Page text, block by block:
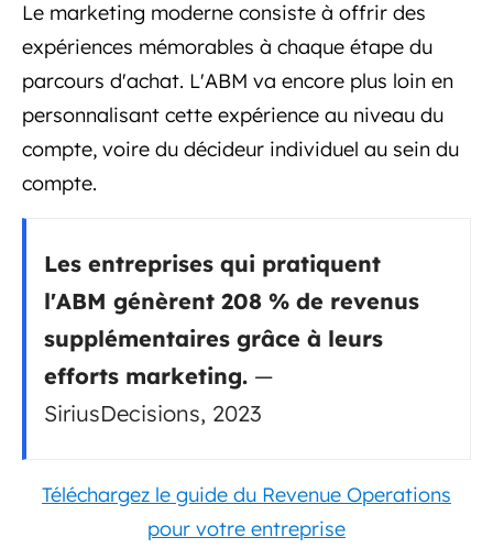
Le marketing moderne consiste à offrir des
expériences mémorables à chaque étape du
parcours d'achat. L'ABM va encore plus loin en
personnalisant cette expérience au niveau du
compte, voire du décideur individuel au sein du
compte.
Les entreprises qui pratiquent
l'ABM génèrent 208 % de revenus
supplémentaires grâce à leurs
efforts marketing. —
SiriusDecisions, 2023
Téléchargez le guide du Revenue Operations
pour votre entreprise